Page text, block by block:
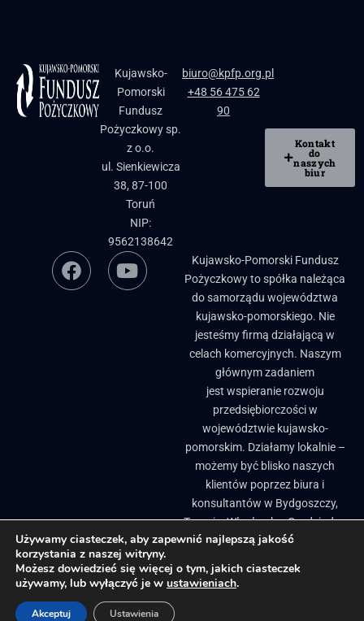
Kujawsko-
Pomorski
Fundusz
Pożyczkowy sp.
z o.o.
ul. Sienkiewicza
38, 87-100
Toruń
NIP:
9562138642
biuro@kpfp.org.pl
+48 56 475 62
90
Kontakt
do
naszych
biur
Kujawsko-Pomorski Fundusz
Pożyczkowy to spółka należąca
do samorządu województwa
kujawsko-pomorskiego. Nie
jesteśmy firmą działającą w
celach komercyjnych. Naszym
głównym zadaniem
jest wspieranie rozwoju
przedsiębiorczości w
województwie kujawsko-
pomorskim. Działamy lokalnie –
możemy być blisko naszych
klientów poprzez biura i
konsultantów w Bydgoszczy,
Toruniu, Włocławku, Grudziądzu
i Brodnicy. ​
Biuletyn Informacji Publicznej
Pożyczki, granty i dotacje dla firm
Regionalne inkubatory przedsiębiorczości
Używamy ciasteczek, aby zapewnić najlepszą jakość
korzystania z naszej witryny.
Możesz dowiedzieć się więcej o tym, jakich ciasteczek
używamy, lub wyłączyć je w ustawieniach.
Akceptuj Ustawienia